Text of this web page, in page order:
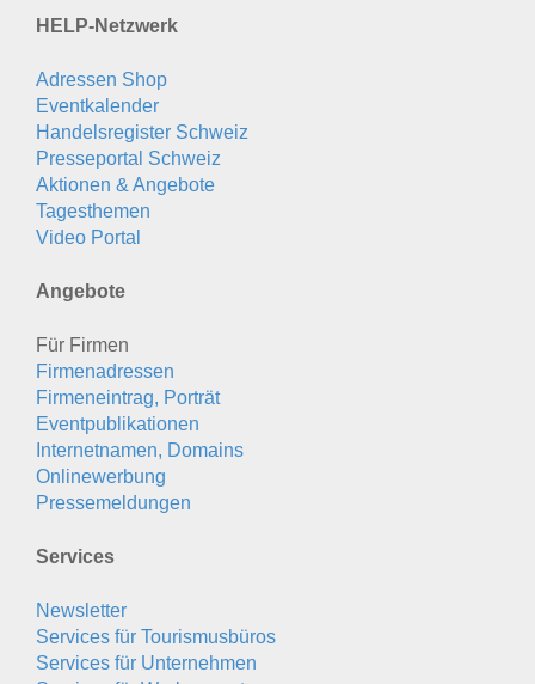
HELP-Netzwerk
Adressen Shop
Eventkalender
Handelsregister Schweiz
Presseportal Schweiz
Aktionen & Angebote
Tagesthemen
Video Portal
Angebote
Für Firmen
Firmenadressen
Firmeneintrag, Porträt
Eventpublikationen
Internetnamen, Domains
Onlinewerbung
Pressemeldungen
Services
Newsletter
Services für Tourismusbüros
Services für Unternehmen